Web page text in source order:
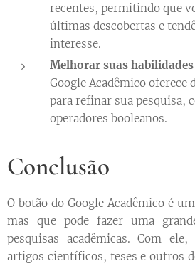
recentes, permitindo que
últimas descobertas e
interesse.
Melhorar suas habilidades
Google Acadêmico oferece
para refinar sua pesquisa,
operadores booleanos.
Conclusão
O botão do Google Acadêmico é
mas que pode fazer uma
pesquisas acadêmicas. Com
artigos científicos, teses e outros